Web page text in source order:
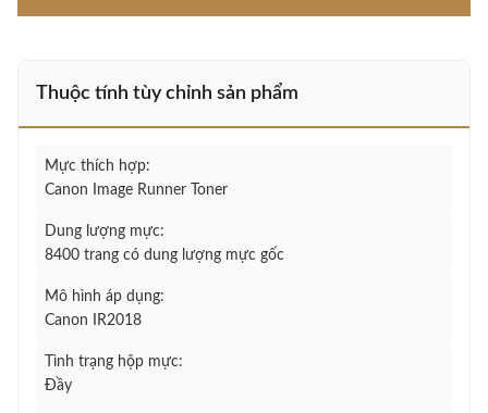
Thuộc tính tùy chỉnh sản phẩm
Mực thích hợp:
Canon Image Runner Toner
Dung lượng mực:
8400 trang có dung lượng mực gốc
Mô hình áp dụng:
Canon IR2018
Tình trạng hộp mực:
Đầy